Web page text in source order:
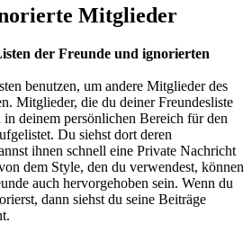
Mitglieder
der Freunde und ignorierten
benutzen, um andere Mitglieder des
Mitglieder, die du deiner Freundesliste
deinem persönlichen Bereich für den
Du siehst dort deren
ihnen schnell eine Private Nachricht
dem Style, den du verwendest, können
auch hervorgehoben sein. Wenn du
dann siehst du seine Beiträge